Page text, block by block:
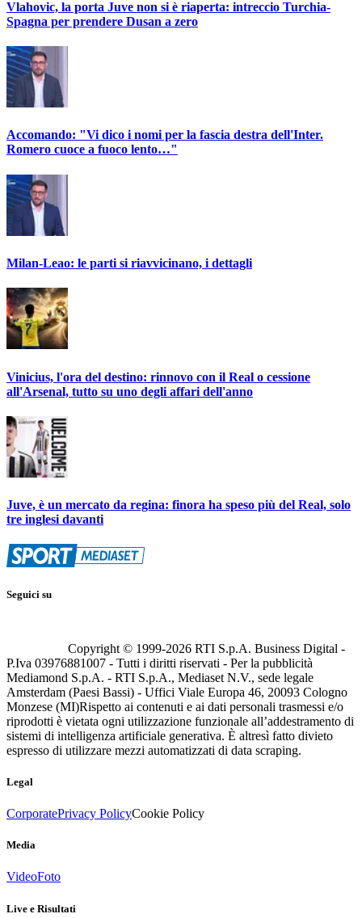
Vlahovic, la porta Juve non si è riaperta: intreccio Turchia-
Spagna per prendere Dusan a zero
Accomando: "Vi dico i nomi per la fascia destra dell'Inter.
Romero cuoce a fuoco lento…"
Milan-Leao: le parti si riavvicinano, i dettagli
Vinicius, l'ora del destino: rinnovo con il Real o cessione
all'Arsenal, tutto su uno degli affari dell'anno
Juve, è un mercato da regina: finora ha speso più del Real, solo
tre inglesi davanti
Seguici su
Copyright © 1999-2026 RTI S.p.A. Business Digital -
P.Iva 03976881007 - Tutti i diritti riservati - Per la pubblicità
Mediamond S.p.A. - RTI S.p.A., Mediaset N.V., sede legale
Amsterdam (Paesi Bassi) - Uffici Viale Europa 46, 20093 Cologno
Monzese (MI)Rispetto ai contenuti e ai dati personali trasmessi e/o
riprodotti è vietata ogni utilizzazione funzionale all’addestramento di
sistemi di intelligenza artificiale generativa. È altresì fatto divieto
espresso di utilizzare mezzi automatizzati di data scraping.
Legal
CorporatePrivacy PolicyCookie Policy
Media
VideoFoto
Live e Risultati